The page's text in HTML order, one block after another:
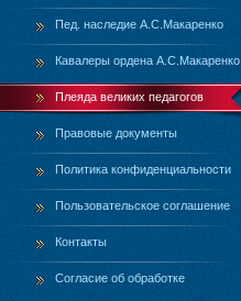
Пед. наследие А.С.Макаренко
Кавалеры ордена А.С.Макаренко
Плеяда великих педагогов
Правовые документы
Политика конфиденциальности
Пользовательское соглашение
Контакты
Согласие об обработке